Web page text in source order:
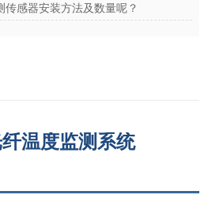
感器安装方法及数量呢？
温度监测系统